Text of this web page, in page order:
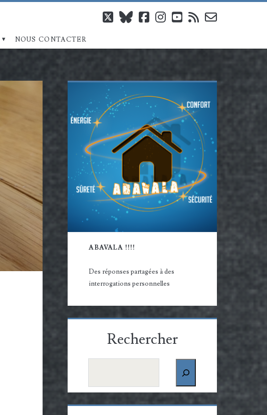
NOUS CONTACTER
twitterblueskyfacebook
instagram
youtube
rss email-
Barre
latérale
principale
ABAVALA !!!!
Des réponses partagées à des
interrogations personnelles
Rechercher